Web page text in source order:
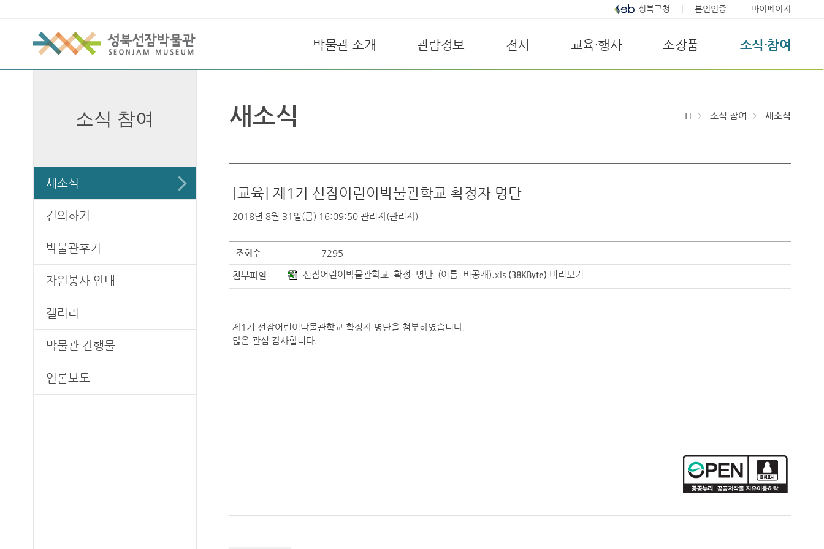
성북구청 본인인증 마이페이지
박물관 소개 관람정보 전시 교육·행사 소장품 소식·참여
소식 참여
새소식
건의하기
박물관후기
자원봉사 안내
갤러리
박물관 간행물
언론보도
새소식 H 소식 참여 새소식
[교육] 제1기 선잠어린이박물관학교 확정자 명단
2018년 8월 31일(금) 16:09:50 관리자(관리자)
조회수 7295
첨부파일 선잠어린이박물관학교_확정_명단_(이름_비공개).xls (38KByte) 미리보기
제1기 선잠어린이박물관학교 확정자 명단을 첨부하였습니다.
많은 관심 감사합니다.